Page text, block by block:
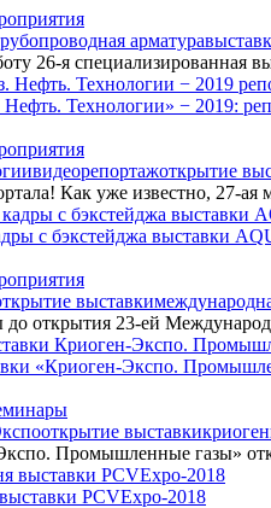
арматура
26-я специализированная
Нефть. Технологии» − 2019:
видеорепортажоткрытие
Как уже известно, 27-ая
с бэкстейджа выставки
выставки
до открытия 23-ей
«Криоген-Экспо.
открытие выставки
Промышленные газы»
PCVExpo-2018